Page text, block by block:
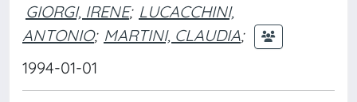
GIORGI, IRENE; LUCACCHINI,
ANTONIO; MARTINI, CLAUDIA;
1994-01-01